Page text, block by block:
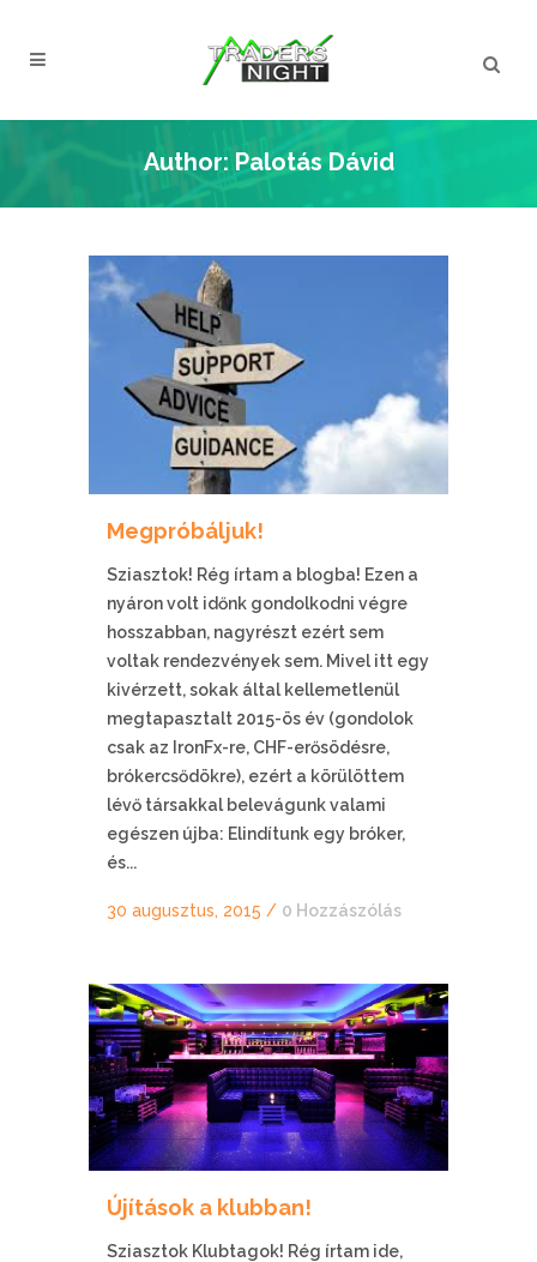
Author: Palotás Dávid
Megpróbáljuk!
Sziasztok! Rég írtam a blogba! Ezen a
nyáron volt időnk gondolkodni végre
hosszabban, nagyrészt ezért sem
voltak rendezvények sem. Mivel itt egy
kivérzett, sokak által kellemetlenül
megtapasztalt 2015-ös év (gondolok
csak az IronFx-re, CHF-erősödésre,
brókercsődökre), ezért a körülöttem
lévő társakkal belevágunk valami
egészen újba: Elindítunk egy bróker,
és...
30 augusztus, 2015 / 0 Hozzászólás
Újítások a klubban!
Sziasztok Klubtagok! Rég írtam ide,